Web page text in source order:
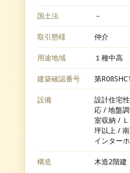
国土法 －
取引態様 仲介
用途地域 １種中高
建築確認番号 第
設備
設計住宅
応 / 地盤
室収納 /
坪以上 /
インター
構造 木造2階建